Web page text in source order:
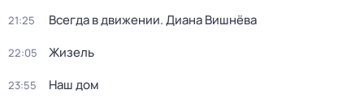
21:25 Всегда в движении. Диана Вишнёва
22:05 Жизель
23:55 Наш дом